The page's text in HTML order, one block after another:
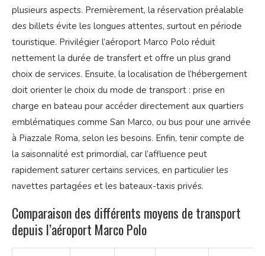
plusieurs aspects. Premièrement, la réservation préalable
des billets évite les longues attentes, surtout en période
touristique. Privilégier l’aéroport Marco Polo réduit
nettement la durée de transfert et offre un plus grand
choix de services. Ensuite, la localisation de l’hébergement
doit orienter le choix du mode de transport : prise en
charge en bateau pour accéder directement aux quartiers
emblématiques comme San Marco, ou bus pour une arrivée
à Piazzale Roma, selon les besoins. Enfin, tenir compte de
la saisonnalité est primordial, car l’affluence peut
rapidement saturer certains services, en particulier les
navettes partagées et les bateaux-taxis privés.
Comparaison des différents moyens de transport
depuis l’aéroport Marco Polo